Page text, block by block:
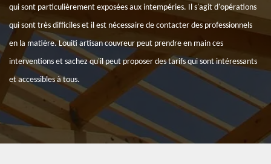
qui sont particulièrement exposées aux intempéries. Il s'agit d'opérations
qui sont très difficiles et il est nécessaire de contacter des professionnels
en la matière. Louiti artisan couvreur peut prendre en main ces
interventions et sachez qu'il peut proposer des tarifs qui sont intéressants
et accessibles à tous.